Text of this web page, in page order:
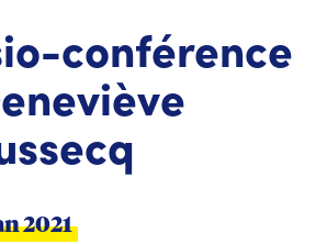
conférence
2021